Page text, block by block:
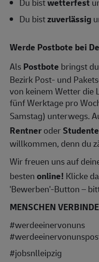
Du bistzuverlässig
Werde Postbote bei
AlsPostbote bringst
Bezirk Post- und
von keinem Wetter die
fünf Werktage pro
Samstag) unterwegs.
Rentneroder
willkommen, denn du
Wir freuen uns auf
bestenonline! Klicke
'Bewerben'-Button –
MENSCHEN
#werdeeinervonuns
#jobsnlleipzig